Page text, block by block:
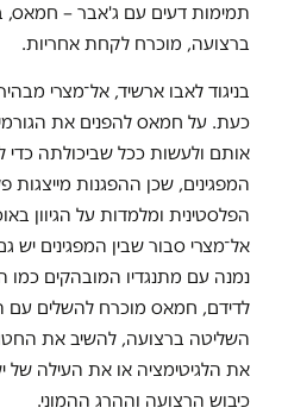
תמימות דעים עם ג'אבר – חמאס,
ברצועה, מוכרח לקחת אחריות.
בניגוד לאבו ארשיד, אל־מצרי
כעת. על חמאס להפנים את
אותם ולעשות ככל שביכולתה
המפגינים, שכן ההפגנות מייצגות
הפלסטינית ומלמדות על הגיוון
אל־מצרי סבור שבין המפגינים יש
נמנה עם מתנגדיו המובהקים כמו
לדידם, חמאס מוכרח להשלים עם
השליטה ברצועה, להשיב את
את הלגיטימציה או את העילה
כיבוש הרצועה וההרג ההמוני.